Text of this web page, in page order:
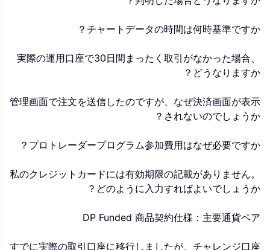
チャートデータの時間は何時基準ですか？
実際の運用口座で30日間まったく取引がなかった場合、
どうなりますか？
管理画面で注文を送信したのですが、なぜ決済画面が表示
されないのでしょうか？
プロトレーダープログラム参加費用はなぜ必要ですか？
私のクレジットカードには有効期限の記載がありません。
どのように入力すればよいでしょうか？
DP Funded 商品契約仕様：主要通貨ペア
すでに実際の取引口座に移行しましたが、チャレンジ口座